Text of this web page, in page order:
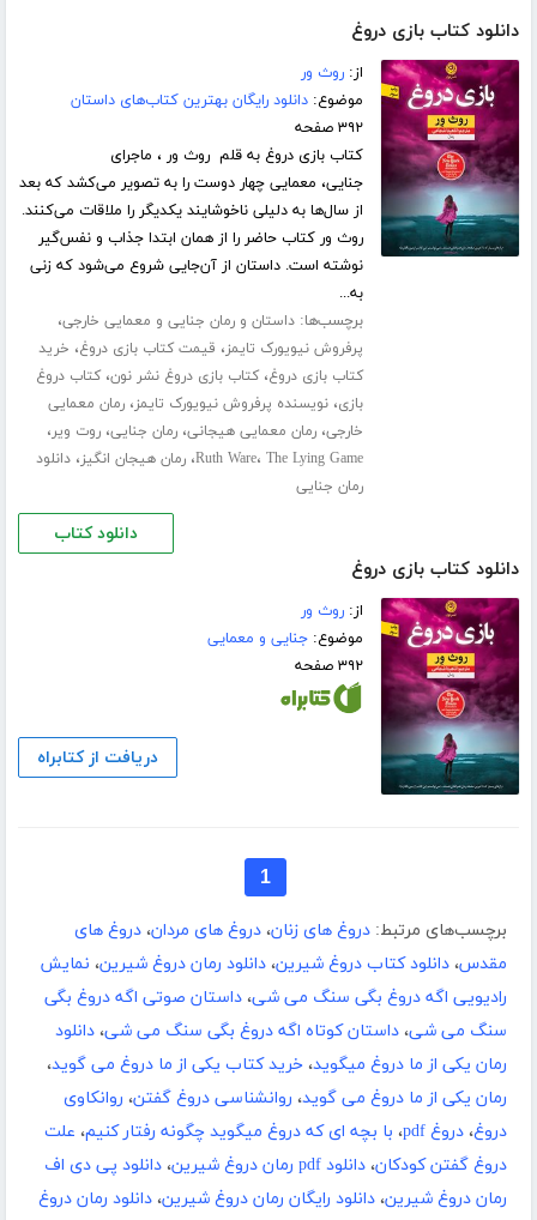
دانلود کتاب بازی دروغ
از:روث ور
موضوع:دانلود رایگان بهترین کتاب‌های داستان
۳۹۲ صفحه
کتاب بازی دروغ به قلم روث ور ، ماجرای
جنایی، معمایی چهار دوست را به تصویر می‌کشد که بعد
از سال‌ها به دلیلی ناخوشایند یکدیگر را ملاقات می‌کنند.
روث ور کتاب حاضر را از همان ابتدا جذاب و نفس‌گیر
نوشته است. داستان از آن‌جایی شروع می‌شود که زنی
به...
برچسب‌ها:داستان و رمان جنایی و معمایی خارجی،
پرفروش نیویورک تایمز، قیمت کتاب بازی دروغ، خرید
کتاب بازی دروغ،کتاب بازی دروغ نشر نون،کتاب دروغ
بازی،نویسنده پرفروش نیویورک تایمز،رمان معمایی
خارجی،رمان معمایی هیجانی،رمان جنایی،روت ویر،
Ruth Ware، The Lying Game ،رمان هیجان انگیز،دانلود
رمان جنایی
دانلود کتاب
دانلود کتاب بازی دروغ
از:روث ور
موضوع:جنایی و معمایی
۳۹۲ صفحه
دریافت از کتابراه
1
برچسب‌های مرتبط: دروغ های زنان، دروغ های مردان، دروغ های
مقدس، دانلود کتاب دروغ شیرین، دانلود رمان دروغ شیرین، نمایش
رادیویی اگه دروغ بگی سنگ می شی، داستان صوتی اگه دروغ بگی
سنگ می شی، داستان کوتاه اگه دروغ بگی سنگ می شی، دانلود
رمان یکی از ما دروغ میگوید، خرید کتاب یکی از ما دروغ می گوید،
رمان یکی از ما دروغ می گوید، روانشناسی دروغ گفتن، روانکاوی
دروغ، دروغ pdf ، با بچه ای که دروغ میگوید چگونه رفتار کنیم، علت
دروغ گفتن کودکان، دانلود pdf رمان دروغ شیرین ، دانلود پی دی اف
رمان دروغ شیرین، دانلود رایگان رمان دروغ شیرین، دانلود رمان دروغ